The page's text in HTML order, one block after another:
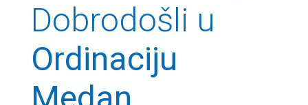
Dobrodošli u
Ordinaciju